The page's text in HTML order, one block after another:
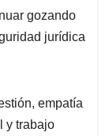
gozando
jurídica
empatía
y trabajo